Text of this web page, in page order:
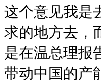
这个意见我是
求的地方去，
是在温总理报
带动中国的产